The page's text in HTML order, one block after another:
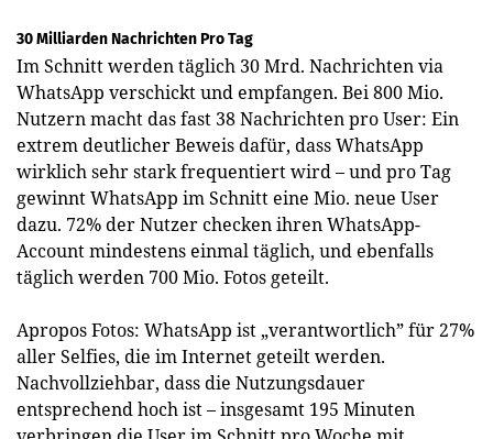
30 Milliarden Nachrichten Pro Tag
Im Schnitt werden täglich 30 Mrd. Nachrichten via
WhatsApp verschickt und empfangen. Bei 800 Mio.
Nutzern macht das fast 38 Nachrichten pro User: Ein
extrem deutlicher Beweis dafür, dass WhatsApp
wirklich sehr stark frequentiert wird – und pro Tag
gewinnt WhatsApp im Schnitt eine Mio. neue User
dazu. 72% der Nutzer checken ihren WhatsApp-
Account mindestens einmal täglich, und ebenfalls
täglich werden 700 Mio. Fotos geteilt.
Apropos Fotos: WhatsApp ist „verantwortlich” für 27%
aller Selfies, die im Internet geteilt werden.
Nachvollziehbar, dass die Nutzungsdauer
entsprechend hoch ist – insgesamt 195 Minuten